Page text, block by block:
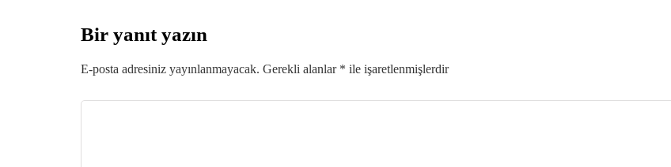
Bir yanıt yazın
E-posta adresiniz yayınlanmayacak. Gerekli alanlar * ile işaretlenmişlerdir